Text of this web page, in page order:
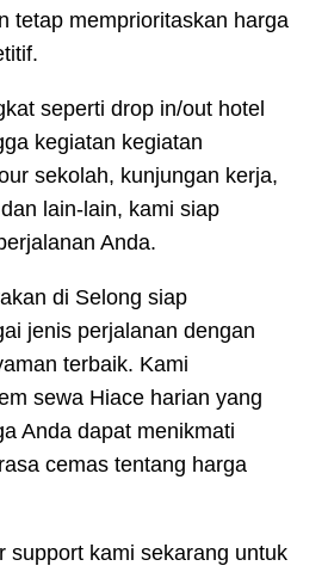
tetap memprioritaskan harga
seperti drop in/out hotel
kegiatan kegiatan
sekolah, kunjungan kerja,
lain-lain, kami siap
Anda.
di Selong siap
jenis perjalanan dengan
terbaik. Kami
sewa Hiace harian yang
Anda dapat menikmati
cemas tentang harga
support kami sekarang untuk